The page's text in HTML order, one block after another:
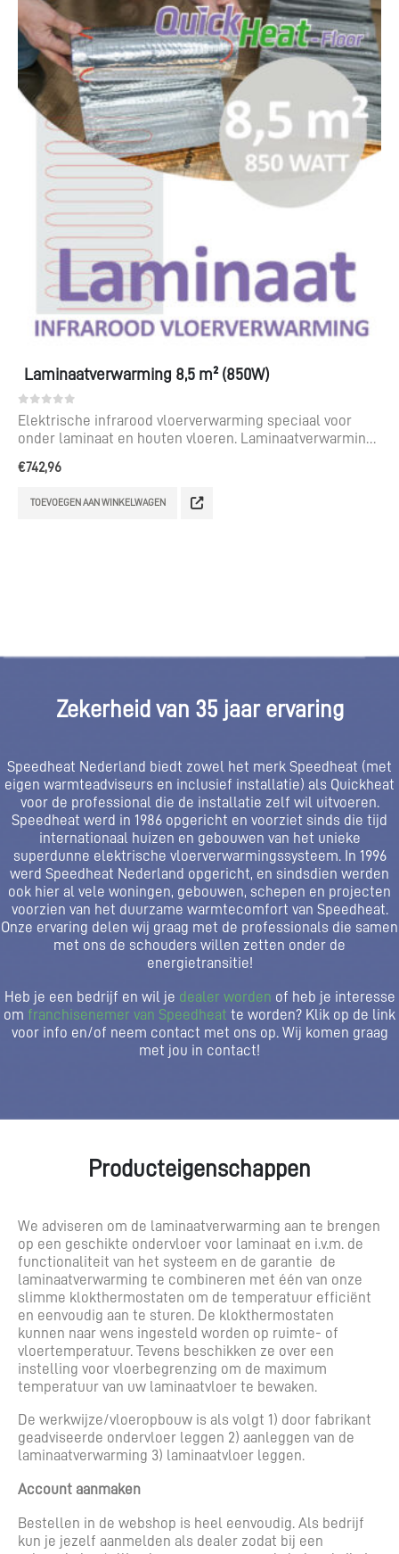
Laminaatverwarming 8,5 m² (850W)
0out of 5
Elektrische infrarood vloerverwarming speciaal voor
onder laminaat en houten vloeren. Laminaatverwarming
€742,96
TOEVOEGEN AAN WINKELWAGEN
Zekerheid van 35 jaar ervaring
Speedheat Nederland biedt zowel het merk Speedheat (met
eigen warmteadviseurs en inclusief installatie) als Quickheat
voor de professional die de installatie zelf wil uitvoeren.
Speedheat werd in 1986 opgericht en voorziet sinds die tijd
internationaal huizen en gebouwen van het unieke
superdunne elektrische vloerverwarmingssysteem. In 1996
werd Speedheat Nederland opgericht, en sindsdien werden
ook hier al vele woningen, gebouwen, schepen en projecten
voorzien van het duurzame warmtecomfort van Speedheat.
Onze ervaring delen wij graag met de professionals die samen
met ons de schouders willen zetten onder de
energietransitie!
Heb je een bedrijf en wil je dealer worden of heb je interesse
om franchisenemer van Speedheat te worden? Klik op de link
voor info en/of neem contact met ons op. Wij komen graag
met jou in contact!
Producteigenschappen
We adviseren om de laminaatverwarming aan te brengen
op een geschikte ondervloer voor laminaat en i.v.m. de
functionaliteit van het systeem en de garantie de
laminaatverwarming te combineren met één van onze
slimme klokthermostaten om de temperatuur efficiënt
en eenvoudig aan te sturen. De klokthermostaten
kunnen naar wens ingesteld worden op ruimte- of
vloertemperatuur. Tevens beschikken ze over een
instelling voor vloerbegrenzing om de maximum
temperatuur van uw laminaatvloer te bewaken.
De werkwijze/vloeropbouw is als volgt 1) door fabrikant
geadviseerde ondervloer leggen 2) aanleggen van de
laminaatverwarming 3) laminaatvloer leggen.
Account aanmaken
Bestellen in de webshop is heel eenvoudig. Als bedrijf
kun je jezelf aanmelden als dealer zodat bij een